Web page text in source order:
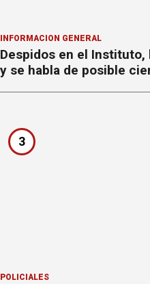
INFORMACION GENERAL
Despidos en el
y se habla de posible
3
POLICIALES